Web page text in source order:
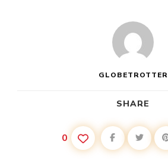
GLOBETROTTER
SHARE
0